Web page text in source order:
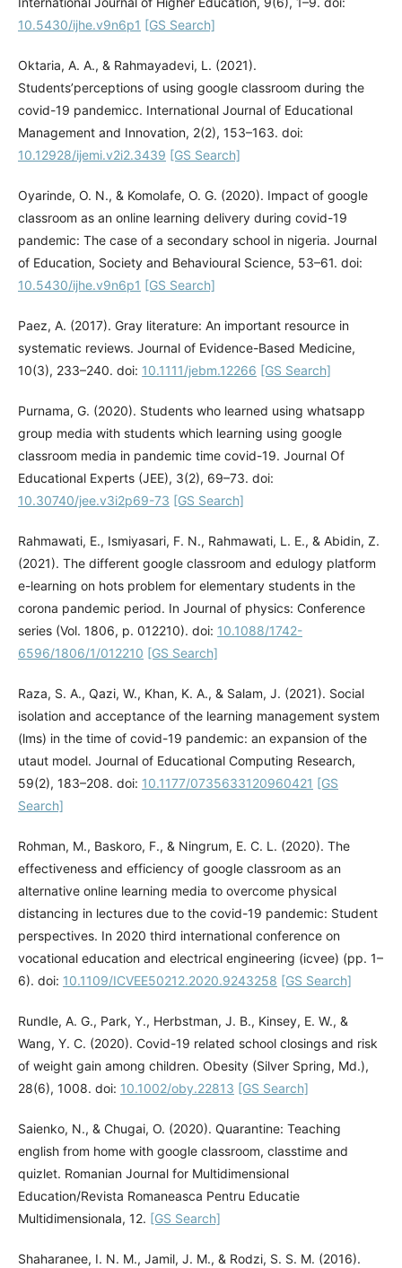
10.5430/ijhe.v9n6p1 [GS Search]
Oktaria, A. A., & Rahmayadevi, L. (2021).
Students’perceptions of using google classroom during the
covid-19 pandemicc. International Journal of Educational
Management and Innovation, 2(2), 153–163. doi:
10.12928/ijemi.v2i2.3439 [GS Search]
Oyarinde, O. N., & Komolafe, O. G. (2020). Impact of google
classroom as an online learning delivery during covid-19
pandemic: The case of a secondary school in nigeria. Journal
of Education, Society and Behavioural Science, 53–61. doi:
10.5430/ijhe.v9n6p1 [GS Search]
Paez, A. (2017). Gray literature: An important resource in
systematic reviews. Journal of Evidence-Based Medicine,
10(3), 233–240. doi: 10.1111/jebm.12266 [GS Search]
Purnama, G. (2020). Students who learned using whatsapp
group media with students which learning using google
classroom media in pandemic time covid-19. Journal Of
Educational Experts (JEE), 3(2), 69–73. doi:
10.30740/jee.v3i2p69-73 [GS Search]
Rahmawati, E., Ismiyasari, F. N., Rahmawati, L. E., & Abidin, Z.
(2021). The different google classroom and edulogy platform
e-learning on hots problem for elementary students in the
corona pandemic period. In Journal of physics: Conference
series (Vol. 1806, p. 012210). doi: 10.1088/1742-
6596/1806/1/012210 [GS Search]
Raza, S. A., Qazi, W., Khan, K. A., & Salam, J. (2021). Social
isolation and acceptance of the learning management system
(lms) in the time of covid-19 pandemic: an expansion of the
utaut model. Journal of Educational Computing Research,
59(2), 183–208. doi: 10.1177/0735633120960421 [GS
Search]
Rohman, M., Baskoro, F., & Ningrum, E. C. L. (2020). The
effectiveness and efficiency of google classroom as an
alternative online learning media to overcome physical
distancing in lectures due to the covid-19 pandemic: Student
perspectives. In 2020 third international conference on
vocational education and electrical engineering (icvee) (pp. 1–
6). doi: 10.1109/ICVEE50212.2020.9243258 [GS Search]
Rundle, A. G., Park, Y., Herbstman, J. B., Kinsey, E. W., &
Wang, Y. C. (2020). Covid-19 related school closings and risk
of weight gain among children. Obesity (Silver Spring, Md.),
28(6), 1008. doi: 10.1002/oby.22813 [GS Search]
Saienko, N., & Chugai, O. (2020). Quarantine: Teaching
english from home with google classroom, classtime and
quizlet. Romanian Journal for Multidimensional
Education/Revista Romaneasca Pentru Educatie
Multidimensionala, 12. [GS Search]
Shaharanee, I. N. M., Jamil, J. M., & Rodzi, S. S. M. (2016).